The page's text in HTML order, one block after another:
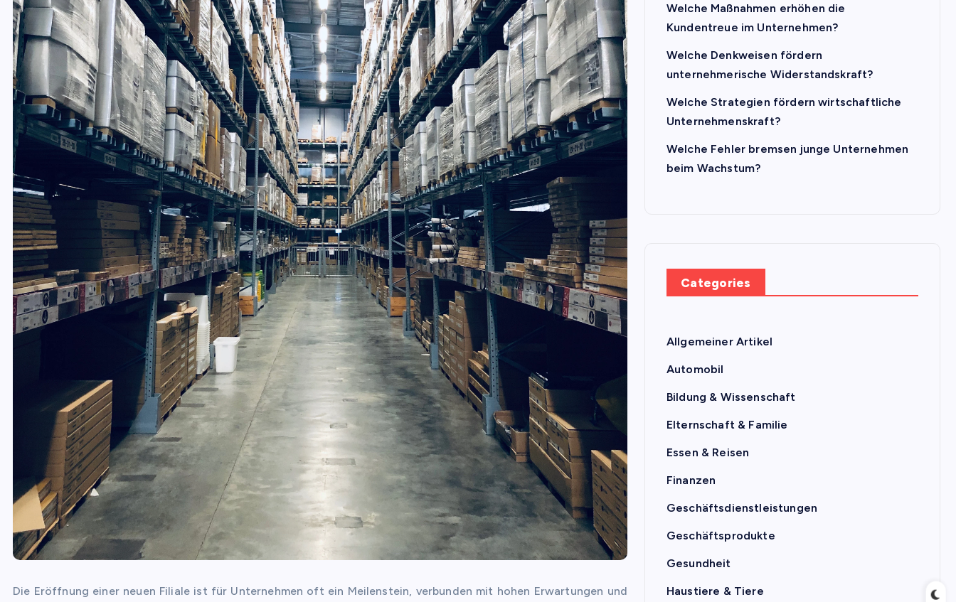
Die Eröffnung einer neuen Filiale ist für Unternehmen oft ein Meilenstein, verbunden mit hohen Erwartungen und
Welche Maßnahmen erhöhen die
Kundentreue im Unternehmen?
Welche Denkweisen fördern
unternehmerische Widerstandskraft?
Welche Strategien fördern wirtschaftliche
Unternehmenskraft?
Welche Fehler bremsen junge Unternehmen
beim Wachstum?
Categories
Allgemeiner Artikel
Automobil
Bildung & Wissenschaft
Elternschaft & Familie
Essen & Reisen
Finanzen
Geschäftsdienstleistungen
Geschäftsprodukte
Gesundheit
Haustiere & Tiere